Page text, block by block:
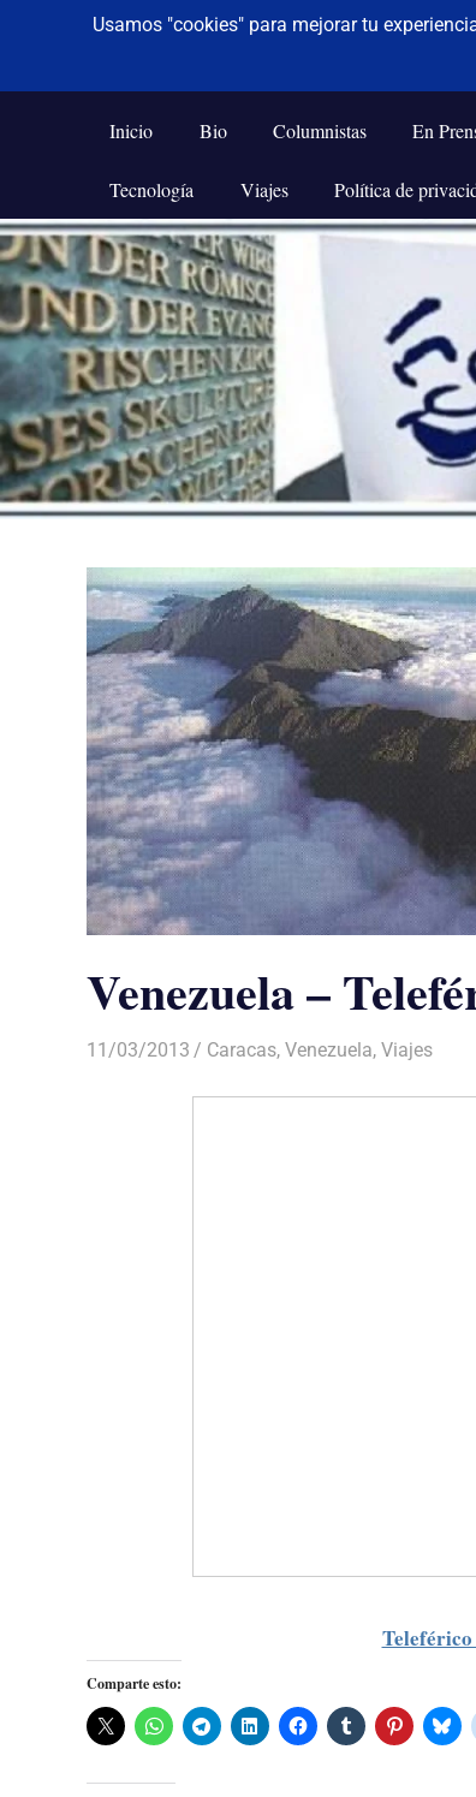
Saltar
al
contenido
De todo un poco
Frases,
Humor,
Tecnología
y
Viajes
Inicio Bio Columnistas En
Tecnología Viajes Política de
Venezuela –
11/03/2013 Luis Castellanos
Caracas,Venezuela,Viajes
Comparte esto: